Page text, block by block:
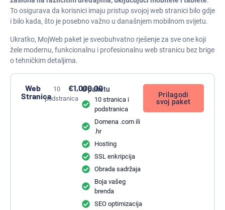
To osigurava da korisnici imaju pristup svojoj web stranici bilo gdje
i bilo kada, što je posebno važno u današnjem mobilnom svijetu.
Ukratko, MojWeb paket je sveobuhvatno rješenje za sve one koji
žele modernu, funkcionalnu i profesionalnu web stranicu bez brige
o tehničkim detaljima.
Web
Stranica
10
podstranica
€1,000.00
U paketu
10 stranica i
podstranica
Domena .com ili
.hr
Hosting
SSL enkripcija
Obrada sadržaja
Boja vašeg
brenda
SEO optimizacija
Prilagodi
svoj paket